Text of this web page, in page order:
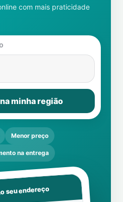
com mais praticidade
minha região
Menor preço
na entrega
seu endereço